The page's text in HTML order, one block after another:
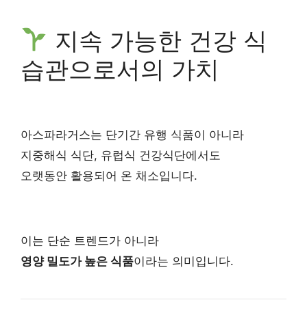
지속 가능한 건강 식
습관으로서의 가치
아스파라거스는 단기간 유행 식품이 아니라
지중해식 식단, 유럽식 건강식단에서도
오랫동안 활용되어 온 채소입니다.
이는 단순 트렌드가 아니라
영양 밀도가 높은 식품이라는 의미입니다.